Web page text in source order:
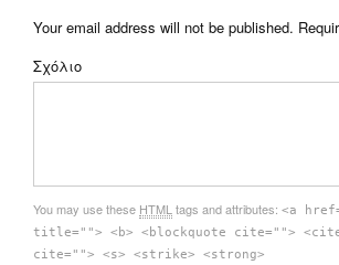
Your email address will not be published.
Σχόλιο
You may use these HTMLtags and attributes: <a
title=""> <b> <blockquote cite="">
cite=""> <s> <strike> <strong>